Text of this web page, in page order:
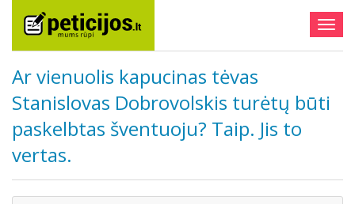
Ar vienuolis kapucinas tėvas
Stanislovas Dobrovolskis turėtų būti
paskelbtas šventuoju? Taip. Jis to
vertas.